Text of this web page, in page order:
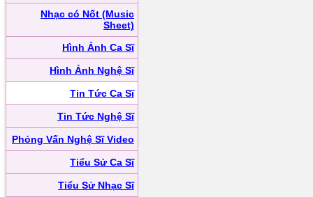
Nhạc có Nốt (Music
Sheet)
Hình Ảnh Ca Sĩ
Hình Ảnh Nghệ Sĩ
Tin Tức Ca Sĩ
Tin Tức Nghệ Sĩ
Phỏng Vấn Nghệ Sĩ Video
Tiểu Sử Ca Sĩ
Tiểu Sử Nhạc Sĩ